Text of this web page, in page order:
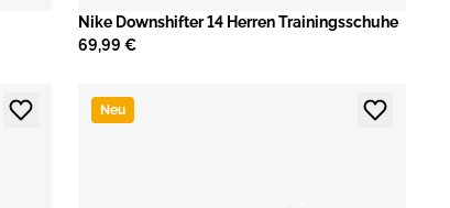
Nike Downshifter 14 Herren Trainingsschuhe
69,99 €
Neu